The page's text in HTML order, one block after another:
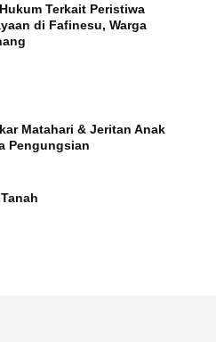
Terkait Peristiwa
di Fafinesu, Warga
Matahari & Jeritan Anak
Pengungsian